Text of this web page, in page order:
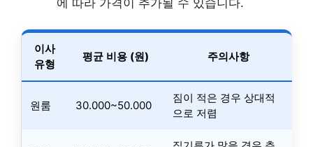
이사
유형
평균 비용 (원) 주의사항
원룸 30.000~50.000
짐이 적은 경우 상대적
으로 저렴